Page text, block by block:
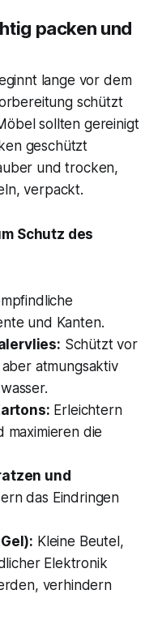
packen und
lange vor dem
schützt
sollten gereinigt
geschützt
und trocken,
verpackt.
Schutz des
und Kanten.
Schützt vor
atmungsaktiv
Erleichtern
maximieren die
und
das Eindringen
Kleine Beutel,
Elektronik
verhindern